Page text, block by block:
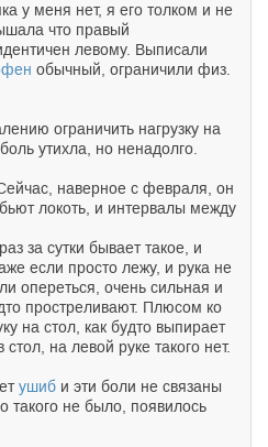
у меня нет, я его толком и не
что правый
левому. Выписали
обычный, ограничили физ.
ограничить нагрузку на
утихла, но ненадолго.
наверное с февраля, он
локоть, и интервалы между
за сутки бывает такое, и
если просто лежу, и рука не
опереться, очень сильная и
простреливают. Плюсом ко
на стол, как будто выпирает
на левой руке такого нет.
ушиб и эти боли не связаны
такого не было, появилось